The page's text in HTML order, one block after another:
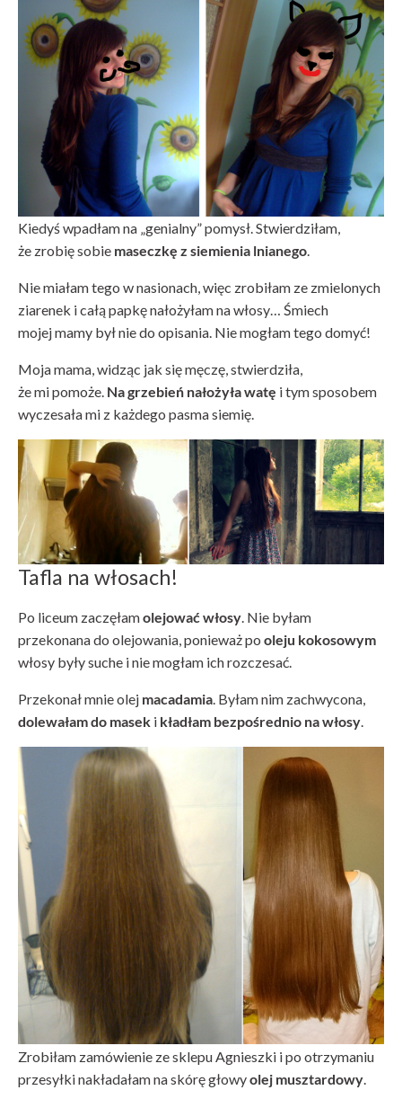
Kiedyś wpadłam na „genialny” pomysł. Stwierdziłam,
że zrobię sobie maseczkę z siemienia lnianego
Nie miałam tego w nasionach, więc zrobiłam ze zmielonych
ziarenek i całą papkę nałożyłam na włosy… Śmiech
mojej mamy był nie do opisania. Nie mogłam tego domyć!
Moja mama, widząc jak się męczę, stwierdziła,
że mi pomoże. Na grzebień nałożyła watę i tym sposobem
wyczesała mi z każdego pasma siemię.
Tafla na włosach!
Po liceum zaczęłamolejować włosy . Nie byłam
przekonana do olejowania, ponieważ po oleju kokosowym
włosy były suche i nie mogłam ich rozczesać.
Przekonał mnie olej macadamia . Byłam nim zachwycona,
dolewałam do masek i kładłam bezpośrednio na włosy
Zrobiłam zamówienie ze sklepu Agnieszki i po otrzymaniu
przesyłki nakładałam na skórę głowyolej musztardowy